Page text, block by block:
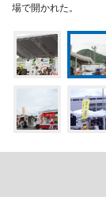
場で開かれた。